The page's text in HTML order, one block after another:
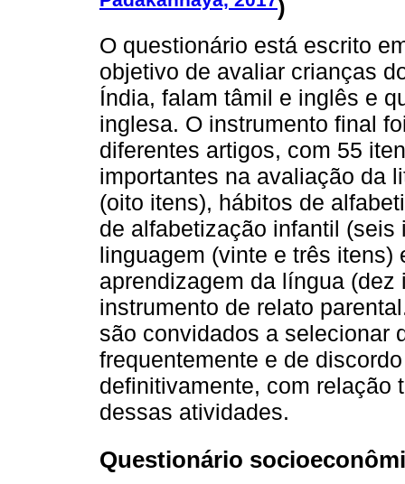
)
O questionário está escrito
objetivo de avaliar crianças
Índia, falam tâmil e inglês e
inglesa. O instrumento final
diferentes artigos, com 55
importantes na avaliação da
(oito itens), hábitos de
de alfabetização infantil
linguagem (vinte e três
aprendizagem da língua
instrumento de relato
são convidados a selecionar
frequentemente e de
definitivamente, com relação
dessas atividades.
Questionário